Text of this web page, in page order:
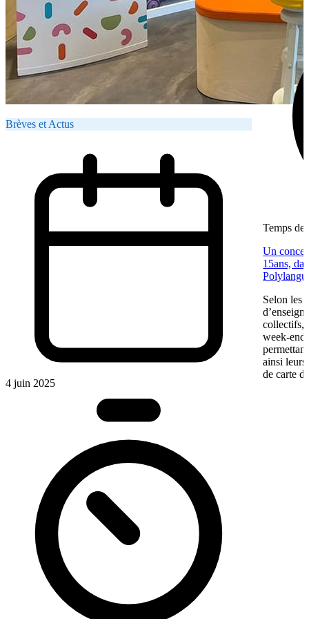
Brèves et Actus
4 juin 2025
Temps de
Un
15ans,
Selon les
collectifs,
week-
ainsi
de carte